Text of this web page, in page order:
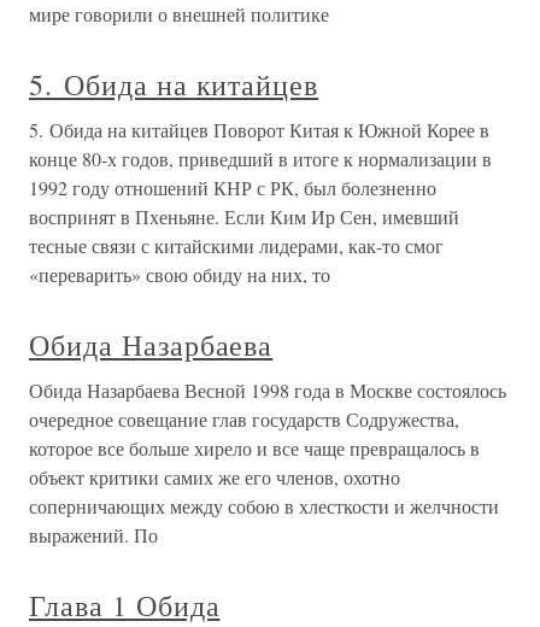
мире говорили о внешней политике
5. Обида на китайцев
5. Обида на китайцев Поворот Китая к Южной Корее в
конце 80-х годов, приведший в итоге к нормализации в
1992 году отношений КНР с РК, был болезненно
воспринят в Пхеньяне. Если Ким Ир Сен, имевший
тесные связи с китайскими лидерами, как-то смог
«переварить» свою обиду на них, то
Обида Назарбаева
Обида Назарбаева Весной 1998 года в Москве состоялось
очередное совещание глав государств Содружества,
которое все больше хирело и все чаще превращалось в
объект критики самих же его членов, охотно
соперничающих между собою в хлесткости и желчности
выражений. По
Глава 1 Обида